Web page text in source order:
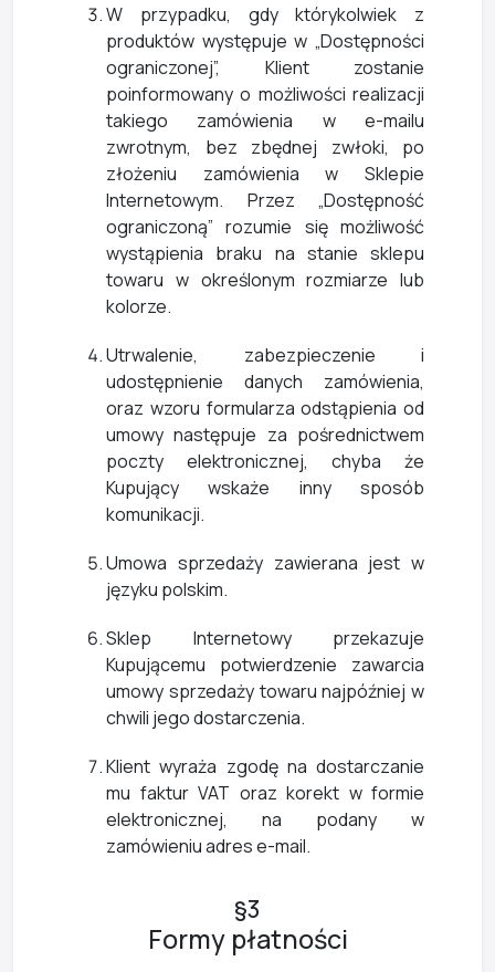
W przypadku, gdy którykolwiek z
produktów występuje w „Dostępności
ograniczonej”, Klient zostanie
poinformowany o możliwości realizacji
takiego zamówienia w e-mailu
zwrotnym, bez zbędnej zwłoki, po
złożeniu zamówienia w Sklepie
Internetowym. Przez „Dostępność
ograniczoną” rozumie się możliwość
wystąpienia braku na stanie sklepu
towaru w określonym rozmiarze lub
kolorze.
Utrwalenie, zabezpieczenie i
udostępnienie danych zamówienia,
oraz wzoru formularza odstąpienia od
umowy następuje za pośrednictwem
poczty elektronicznej, chyba że
Kupujący wskaże inny sposób
komunikacji.
Umowa sprzedaży zawierana jest w
języku polskim.
Sklep Internetowy przekazuje
Kupującemu potwierdzenie zawarcia
umowy sprzedaży towaru najpóźniej w
chwili jego dostarczenia.
Klient wyraża zgodę na dostarczanie
mu faktur VAT oraz korekt w formie
elektronicznej, na podany w
zamówieniu adres e-mail.
§3
Formy płatności